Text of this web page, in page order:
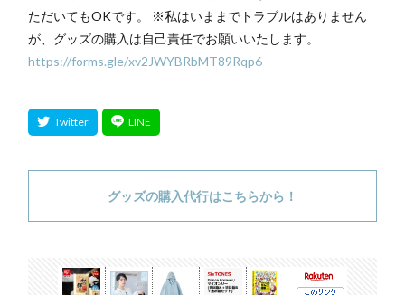
ただいてもOKです。 ※私はいままでトラブルはありません
が、グッズの購入は自己責任でお願いいたします。
https://forms.gle/xv2JWYBRbMT89Rqp6
グッズの購入代行はこちらから！